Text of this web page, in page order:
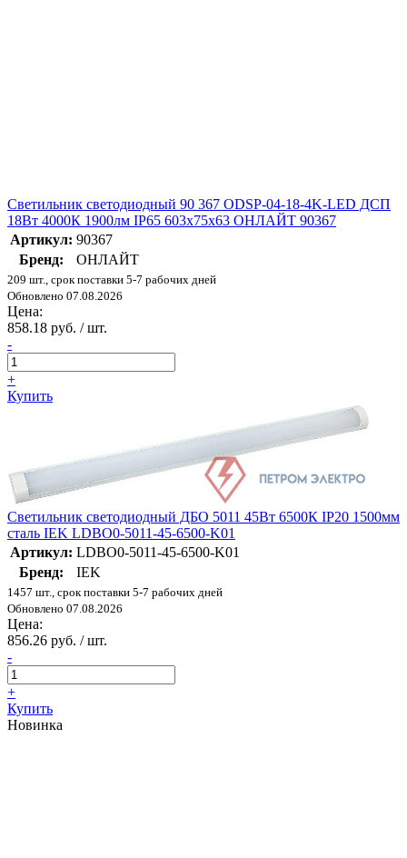
Светильник светодиодный 90 367 ODSP-04-18-4K-LED ДСП
18Вт 4000К 1900лм IP65 603х75х63 ОНЛАЙТ 90367
Артикул: 90367
Бренд:
ОНЛАЙТ
209 шт., срок поставки 5-7 рабочих дней
Обновлено 07.08.2026
Цена:
858.18 руб. / шт.
-
+
Купить
Светильник светодиодный ДБО 5011 45Вт 6500К IP20 1500мм
сталь IEK LDBO0-5011-45-6500-K01
Артикул: LDBO0-5011-45-6500-K01
Бренд:
IEK
1457 шт., срок поставки 5-7 рабочих дней
Обновлено 07.08.2026
Цена:
856.26 руб. / шт.
-
+
Купить
Новинка